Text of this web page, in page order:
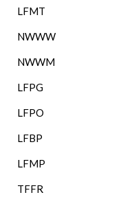
LFMT
NWWW
NWWM
LFPG
LFPO
LFBP
LFMP
TFFR